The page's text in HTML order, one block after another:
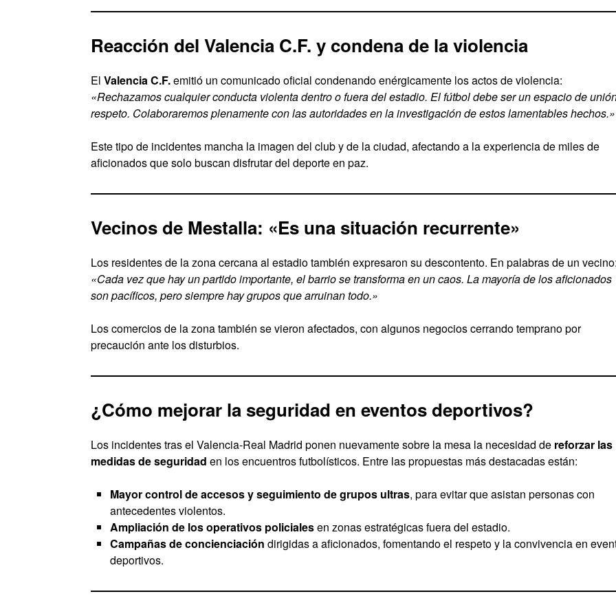
Reacción del Valencia C.F. y condena de la violencia
El Valencia C.F.emitió un comunicado oficial condenando enérgicamente los actos de violencia:
«Rechazamos cualquier conducta violenta dentro o fuera del estadio. El fútbol debe ser un espacio de
respeto. Colaboraremos plenamente con las autoridades en la investigación de estos lamentables hechos.»
Este tipo de incidentes mancha la imagen del club y de la ciudad, afectando a la experiencia de miles de
aficionados que solo buscan disfrutar del deporte en paz.
Vecinos de Mestalla: «Es una situación recurrente»
Los residentes de la zona cercana al estadio también expresaron su descontento. En palabras de un
«Cada vez que hay un partido importante, el barrio se transforma en un caos. La mayoría de los aficionados
son pacíficos, pero siempre hay grupos que arruinan todo.»
Los comercios de la zona también se vieron afectados, con algunos negocios cerrando temprano por
precaución ante los disturbios.
¿Cómo mejorar la seguridad en eventos deportivos?
Los incidentes tras el Valencia-Real Madrid ponen nuevamente sobre la mesa la necesidad de reforzar las
medidas de seguridad en los encuentros futbolísticos. Entre las propuestas más destacadas están:
Mayor control de accesos y seguimiento de grupos ultras, para evitar que asistan personas con
antecedentes violentos.
Ampliación de los operativos policialesen zonas estratégicas fuera del estadio.
Campañas de concienciación dirigidas a aficionados, fomentando el respeto y la convivencia en
deportivos.